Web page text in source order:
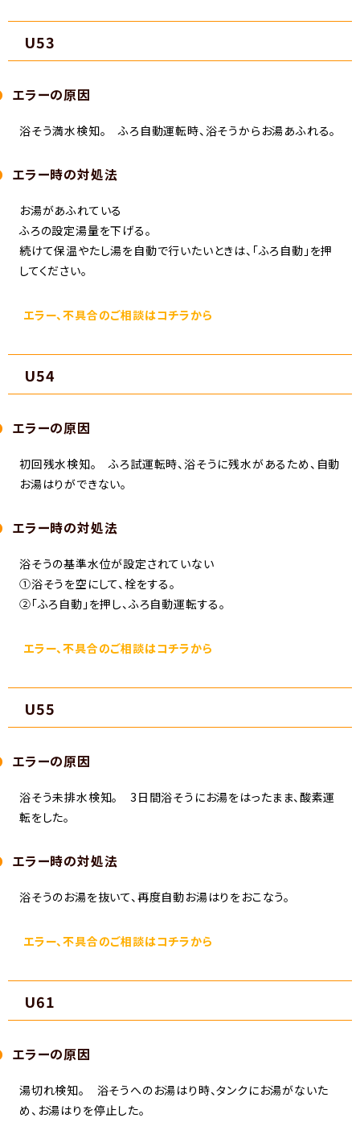
U53
エラーの原因
浴そう満水検知。 ふろ自動運転時、浴そうからお湯あふれる。
エラー時の対処法
お湯があふれている
ふろの設定湯量を下げる。
続けて保温やたし湯を自動で行いたいときは、「ふろ自動」を押
してください。
エラー、不具合のご相談はコチラから
U54
エラーの原因
初回残水検知。 ふろ試運転時、浴そうに残水があるため、自動
お湯はりができない。
エラー時の対処法
浴そうの基準水位が設定されていない
①浴そうを空にして、栓をする。
②「ふろ自動」を押し、ふろ自動運転する。
エラー、不具合のご相談はコチラから
U55
エラーの原因
浴そう未排水検知。 3日間浴そうにお湯をはったまま、酸素運
転をした。
エラー時の対処法
浴そうのお湯を抜いて、再度自動お湯はりをおこなう。
エラー、不具合のご相談はコチラから
U61
エラーの原因
湯切れ検知。 浴そうへのお湯はり時、タンクにお湯がないた
め、お湯はりを停止した。